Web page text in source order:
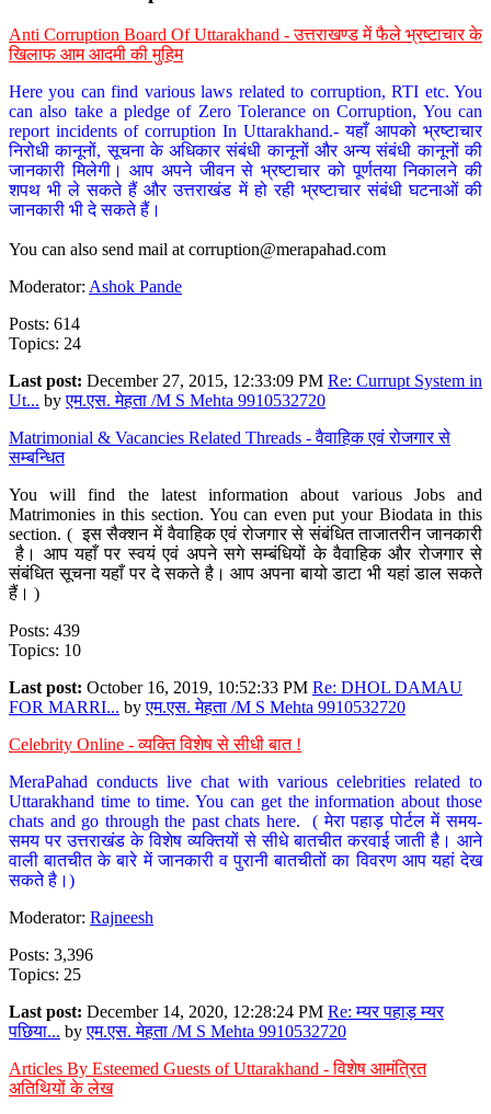
Anti Corruption Board Of Uttarakhand - उत्तराखण्ड में फैले भ्रष्टाचार के
खिलाफ आम आदमी की मुहिम
Here you can find various laws related to corruption, RTI etc. You
can also take a pledge of Zero Tolerance on Corruption, You can
report incidents of corruption In Uttarakhand.- यहाँ आपको भ्रष्टाचार
निरोधी कानूनों, सूचना के अधिकार संबंधी कानूनों और अन्य संबंधी कानूनों की
जानकारी मिलेगी। आप अपने जीवन से भ्रष्टाचार को पूर्णतया निकालने की
शपथ भी ले सकते हैं और उत्तराखंड में हो रही भ्रष्टाचार संबंधी घटनाओं की
जानकारी भी दे सकते हैं।
You can also send mail at corruption@merapahad.com
Moderator: Ashok Pande
Posts: 614
Topics: 24
Last post: December 27, 2015, 12:33:09 PM Re: Currupt System in
Ut... byएम.एस. मेहता /M S Mehta 9910532720
Matrimonial & Vacancies Related Threads - वैवाहिक एवं रोजगार से
सम्बन्धित
You will find the latest information about various Jobs and
Matrimonies in this section. You can even put your Biodata in this
section. ( इस सैक्शन में वैवाहिक एवं रोजगार से संबंधित ताजातरीन जानकारी
है। आप यहाँ पर स्वयं एवं अपने सगे सम्बंधियों के वैवाहिक और रोजगार से
संबंधित सूचना यहाँ पर दे सकते है। आप अपना बायो डाटा भी यहां डाल सकते
हैं। )
Posts: 439
Topics: 10
Last post: October 16, 2019, 10:52:33 PM Re: DHOL DAMAU
FOR MARRI... byएम.एस. मेहता /M S Mehta 9910532720
Celebrity Online - व्यक्ति विशेष से सीधी बात !
MeraPahad conducts live chat with various celebrities related to
Uttarakhand time to time. You can get the information about those
chats and go through the past chats here. ( मेरा पहाड़ पोर्टल में समय-
समय पर उत्तराखंड के विशेष व्यक्तियों से सीधे बातचीत करवाई जाती है। आने
वाली बातचीत के बारे में जानकारी व पुरानी बातचीतों का विवरण आप यहां देख
सकते है।)
Moderator: Rajneesh
Posts: 3,396
Topics: 25
Last post: December 14, 2020, 12:28:24 PM Re: म्यर पहाड़ म्यर
पछिया... byएम.एस. मेहता /M S Mehta 9910532720
Articles By Esteemed Guests of Uttarakhand - विशेष आमंत्रित
अतिथियों के लेख